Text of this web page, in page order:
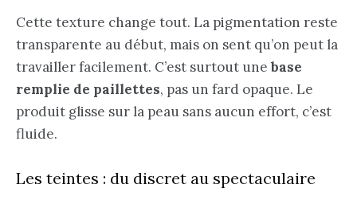
Cette texture change tout. La pigmentation reste
transparente au début, mais on sent qu’on peut la
travailler facilement. C’est surtout unebase
remplie de paillettes, pas un fard opaque. Le
produit glisse sur la peau sans aucun effort, c’est
fluide.
Les teintes : du discret au spectaculaire